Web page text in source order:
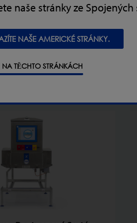
naše stránky ze Spojených
NAŠE AMERICKÉ STRÁNKY.
NA TĚCHTO STRÁNKÁCH
/ Slané)